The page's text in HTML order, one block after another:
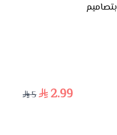
بتصاميم
2.99
5